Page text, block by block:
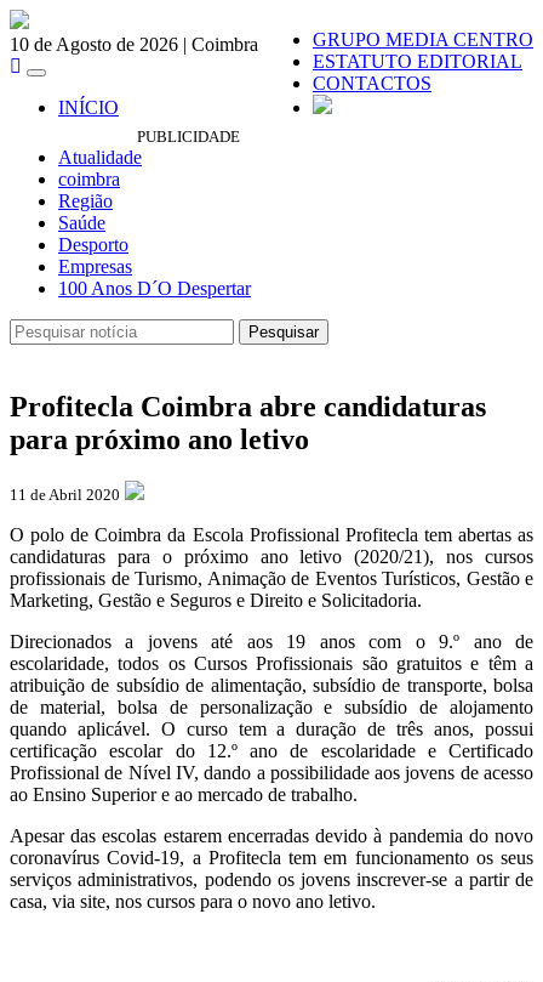
GRUPO MEDIA CENTRO
ESTATUTO EDITORIAL
CONTACTOS
10 de Agosto de 2026 | Coimbra
PUBLICIDADE
Toggle
navigation
INÍCIO
Atualidade
coimbra
Região
Saúde
Desporto
Empresas
100 Anos D´O Despertar
Pesquisar
Pesquisar
Profitecla Coimbra abre candidaturas
para próximo ano letivo
11 de Abril 2020
O polo de Coimbra da Escola Profissional Profitecla tem abertas as
candidaturas para o próximo ano letivo (2020/21), nos cursos
profissionais de Turismo, Animação de Eventos Turísticos, Gestão e
Marketing, Gestão e Seguros e Direito e Solicitadoria.
Direcionados a jovens até aos 19 anos com o 9.º ano de
escolaridade, todos os Cursos Profissionais são gratuitos e têm a
atribuição de subsídio de alimentação, subsídio de transporte, bolsa
de material, bolsa de personalização e subsídio de alojamento
quando aplicável. O curso tem a duração de três anos, possui
certificação escolar do 12.º ano de escolaridade e Certificado
Profissional de Nível IV, dando a possibilidade aos jovens de acesso
ao Ensino Superior e ao mercado de trabalho.
Apesar das escolas estarem encerradas devido à pandemia do novo
coronavírus Covid-19, a Profitecla tem em funcionamento os seus
serviços administrativos, podendo os jovens inscrever-se a partir de
casa, via site, nos cursos para o novo ano letivo.